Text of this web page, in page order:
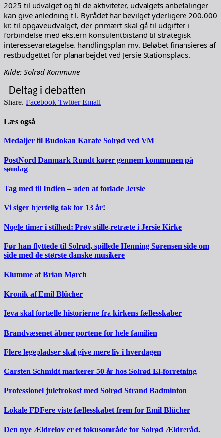
2025 til udvalget og til de aktiviteter, udvalgets anbefalinger
kan give anledning til. Byrådet har bevilget yderligere 200.000
kr. til opgaveudvalget, der primært skal gå til udgifter i
forbindelse med ekstern konsulentbistand til strategisk
interessevaretagelse, handlingsplan mv. Beløbet finansieres af
restbudgettet for planarbejdet ved Jersie Stationsplads.
Kilde: Solrød Kommune
Deltag i debatten
Share. Facebook Twitter Email
Læs også
Medaljer til Budokan Karate Solrød ved VM
PostNord Danmark Rundt kører gennem kommunen på
søndag
Tag med til Indien – uden at forlade Jersie
Vi siger hjertelig tak for 13 år!
Nogle timer i stilhed: Prøv stille-retræte i Jersie Kirke
Før han flyttede til Solrød, spillede Henning Sørensen side om
side med de største danske musikere
Klumme af Brian Mørch
Kronik af Emil Blücher
Ieva skal fortælle historierne fra kirkens fællesskaber
Brandvæsenet åbner portene for hele familien
Flere legepladser skal give mere liv i hverdagen
Carsten Schmidt markerer 50 år hos Solrød El-forretning
Professionel julefrokost med Solrød Strand Badminton
Lokale FDFere viste fællesskabet frem for Emil Blücher
Den nye Ældrelov er et fokusområde for Solrød Ældreråd.